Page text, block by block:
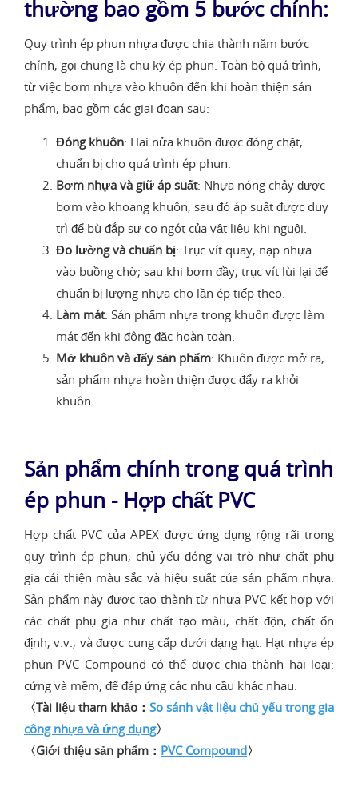
thường bao gồm 5 bước chính:
Quy trình ép phun nhựa được chia thành năm bước
chính, gọi chung là chu kỳ ép phun. Toàn bộ quá trình,
từ việc bơm nhựa vào khuôn đến khi hoàn thiện sản
phẩm, bao gồm các giai đoạn sau:
Đóng khuôn: Hai nửa khuôn được đóng chặt,
chuẩn bị cho quá trình ép phun.
Bơm nhựa và giữ áp suất: Nhựa nóng chảy được
bơm vào khoang khuôn, sau đó áp suất được duy
trì để bù đắp sự co ngót của vật liệu khi nguội.
Đo lường và chuẩn bị: Trục vít quay, nạp nhựa
vào buồng chờ; sau khi bơm đầy, trục vít lùi lại để
chuẩn bị lượng nhựa cho lần ép tiếp theo.
Làm mát: Sản phẩm nhựa trong khuôn được làm
mát đến khi đông đặc hoàn toàn.
Mở khuôn và đẩy sản phẩm: Khuôn được mở ra,
sản phẩm nhựa hoàn thiện được đẩy ra khỏi
khuôn.
Sản phẩm chính trong quá trình
ép phun - Hợp chất PVC
Hợp chất PVC của APEX được ứng dụng rộng rãi trong
quy trình ép phun, chủ yếu đóng vai trò như chất phụ
gia cải thiện màu sắc và hiệu suất của sản phẩm nhựa.
Sản phẩm này được tạo thành từ nhựa PVC kết hợp với
các chất phụ gia như chất tạo màu, chất độn, chất ổn
định, v.v., và được cung cấp dưới dạng hạt. Hạt nhựa ép
phun PVC Compound có thể được chia thành hai loại:
cứng và mềm, để đáp ứng các nhu cầu khác nhau:
〈Tài liệu tham khảo： So sánh vật liệu chủ yếu trong gia
công nhựa và ứng dụng〉
〈Giới thiệu sản phẩm： PVC Compound〉